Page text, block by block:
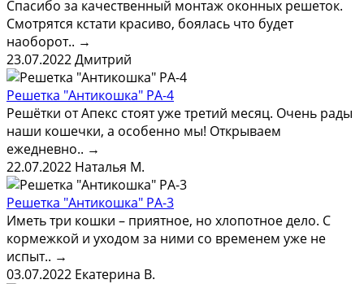
Спасибо за качественный монтаж оконных решеток.
Смотрятся кстати красиво, боялась что будет
наоборот.. →
23.07.2022Дмитрий
Решетка "Антикошка" РА-4
Решётки от Апекс стоят уже третий месяц. Очень рады
наши кошечки, а особенно мы! Открываем
ежедневно.. →
22.07.2022 Наталья М.
Решетка "Антикошка" РА-3
Иметь три кошки – приятное, но хлопотное дело. С
кормежкой и уходом за ними со временем уже не
испыт.. →
03.07.2022 Екатерина В.